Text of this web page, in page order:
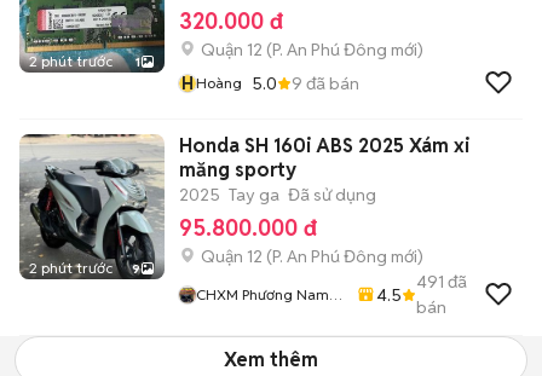
2 phút trước 1
320.000 đ
Quận 12 (P. An Phú Đông mới)
HHoàng 5.0 9 đã bán
2 phút trước 9
Honda SH 160i ABS 2025 Xám xi
măng sporty
2025 Tay ga Đã sử dụng
95.800.000 đ
Quận 12 (P. An Phú Đông mới)
CHXM Phương Nam
Góp
4.5
491 đã
bán
Xem thêm